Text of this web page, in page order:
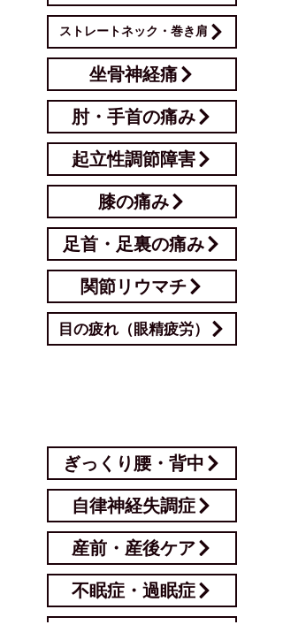
ストレートネック・巻き肩
坐骨神経痛
肘・手首の痛み
起立性調節障害
膝の痛み
足首・足裏の痛み
関節リウマチ
目の疲れ（眼精疲労）
ぎっくり腰・背中
自律神経失調症
産前・産後ケア
不眠症・過眠症